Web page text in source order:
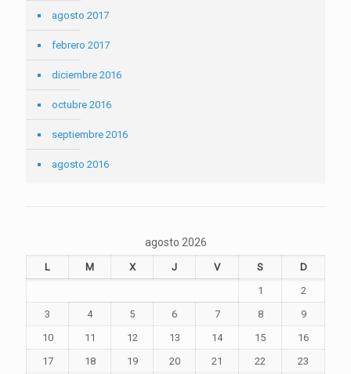
agosto 2017
febrero 2017
diciembre 2016
octubre 2016
septiembre 2016
agosto 2016
agosto 2026
L M X J V S
D
1
2
3
4 5 6 7 8
9
10
11 12 13 14 15
16
17
18 19 20 21 22
23